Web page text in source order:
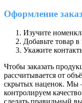
Оформление
Изучите
Добавьте товар в
Укажите
Чтобы заказать
рассчитывается от
скрытых наценок. Мы
контролируем
сделать правильный